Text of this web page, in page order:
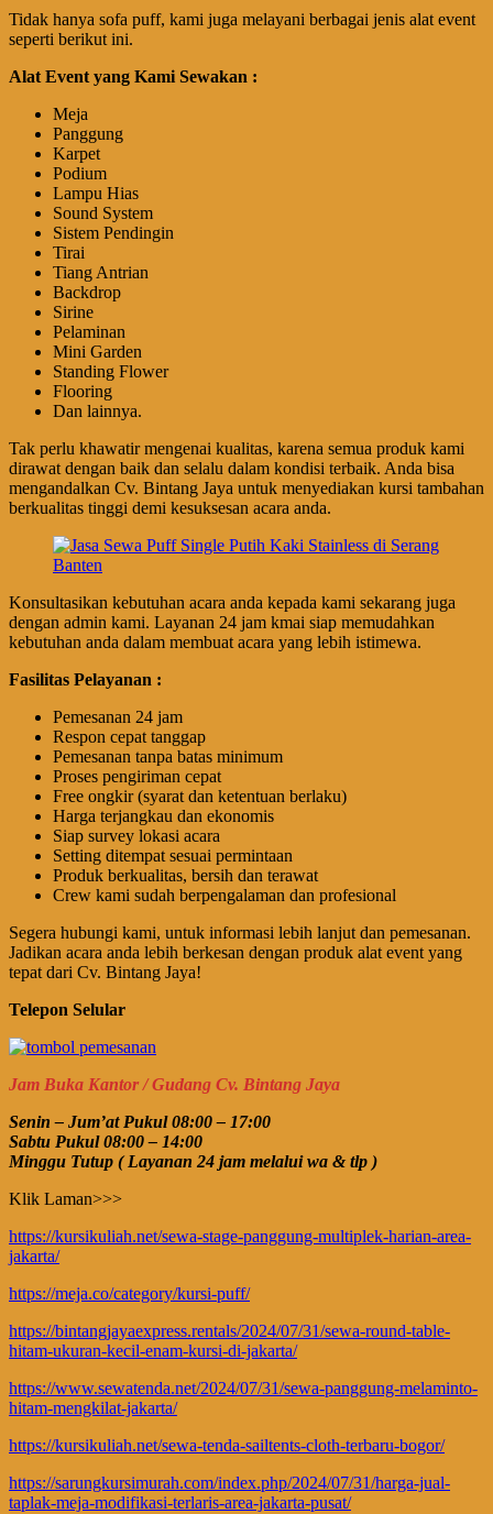
Tidak hanya sofa puff, kami juga melayani berbagai jenis alat event
seperti berikut ini.
Alat Event yang Kami Sewakan :
Meja
Panggung
Karpet
Podium
Lampu Hias
Sound System
Sistem Pendingin
Tirai
Tiang Antrian
Backdrop
Sirine
Pelaminan
Mini Garden
Standing Flower
Flooring
Dan lainnya.
Tak perlu khawatir mengenai kualitas, karena semua produk kami
dirawat dengan baik dan selalu dalam kondisi terbaik. Anda bisa
mengandalkan Cv. Bintang Jaya untuk menyediakan kursi tambahan
berkualitas tinggi demi kesuksesan acara anda.
Konsultasikan kebutuhan acara anda kepada kami sekarang juga
dengan admin kami. Layanan 24 jam kmai siap memudahkan
kebutuhan anda dalam membuat acara yang lebih istimewa.
Fasilitas Pelayanan :
Pemesanan 24 jam
Respon cepat tanggap
Pemesanan tanpa batas minimum
Proses pengiriman cepat
Free ongkir (syarat dan ketentuan berlaku)
Harga terjangkau dan ekonomis
Siap survey lokasi acara
Setting ditempat sesuai permintaan
Produk berkualitas, bersih dan terawat
Crew kami sudah berpengalaman dan profesional
Segera hubungi kami, untuk informasi lebih lanjut dan pemesanan.
Jadikan acara anda lebih berkesan dengan produk alat event yang
tepat dari Cv. Bintang Jaya!
Telepon Selular
Jam Buka Kantor / Gudang Cv. Bintang Jaya
Senin – Jum’at Pukul 08:00 – 17:00
Sabtu Pukul 08:00 – 14:00
Minggu Tutup ( Layanan 24 jam melalui wa & tlp )
Klik Laman>>>
https://kursikuliah.net/sewa-stage-panggung-multiplek-harian-area-
jakarta/
https://meja.co/category/kursi-puff/
https://bintangjayaexpress.rentals/2024/07/31/sewa-round-table-
hitam-ukuran-kecil-enam-kursi-di-jakarta/
https://www.sewatenda.net/2024/07/31/sewa-panggung-melaminto-
hitam-mengkilat-jakarta/
https://kursikuliah.net/sewa-tenda-sailtents-cloth-terbaru-bogor/
https://sarungkursimurah.com/index.php/2024/07/31/harga-jual-
taplak-meja-modifikasi-terlaris-area-jakarta-pusat/